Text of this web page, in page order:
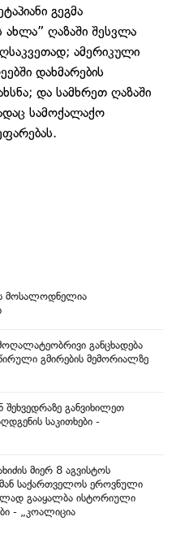
გეგმა
ახლა” ღაზაში შესვლა
ამერიკული
დახმარების
და სამხრეთ ღაზაში
სამოქალაქო
მოსალოდნელია
განცხადება
გმირების მემორიალზე
შეხვედრაზე განვიხილეთ
საკითხები -
მიერ 8 აგვისტოს
საქართველოს ეროვნული
გააყალბა ისტორიული
- „კოალიცია